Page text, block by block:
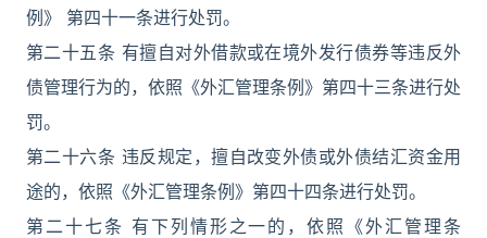
例》 第四十一条进行处罚。
第二十五条 有擅自对外借款或在境外发行债券等违反外
债管理行为的，依照《外汇管理条例》第四十三条进行处
罚。
第二十六条 违反规定，擅自改变外债或外债结汇资金用
途的，依照《外汇管理条例》第四十四条进行处罚。
第二十七条 有下列情形之一的，依照《外汇管理条